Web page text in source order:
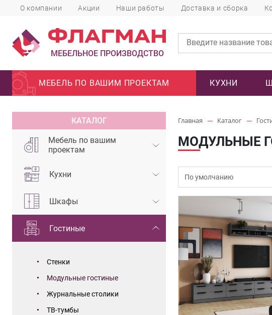
О компании Акции Наши работы Доставка и сборка
МЕБЕЛЬНОЕ ПРОИЗВОДСТВО
МЕБЕЛЬ ПО ВАШИМ ПРОЕКТАМ КУХНИ
КАТАЛОГ
Мебель по вашим
проектам
Кухни
Шкафы
Гостиные
Стенки
Модульные гостиные
Журнальные столики
ТВ-тумбы
Главная Каталог
МОДУЛЬНЫЕ
По умолчанию